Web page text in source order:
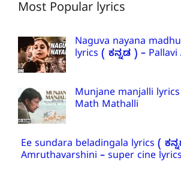
Most Popular lyrics
Naguva nayana
lyrics ( ಕನ್ನಡ ) – Pallavi
Munjane manjalli
Math Mathalli
Ee sundara beladingala lyrics (
Amruthavarshini – super cine lyrics